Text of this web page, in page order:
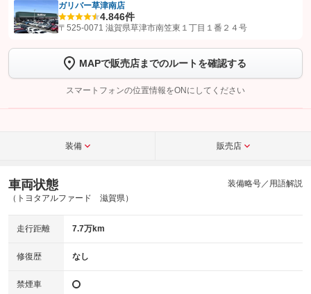
【STEP1】認証画面でグーネットを友だち追加してから「許可する」ボタンを押
トーク画面で
ボタンをタップして問い合わせを
完了してください。
こちら
ガリバー草津南店
4.846件
〒525-0071 滋賀県草津市南笠東１丁目１番２４号
MAPで販売店までのルートを確認する
スマートフォンの位置情報をONにしてください
装備 販売店
車両状態
（トヨタアルファード 滋賀県）
装備略号／用語解説
走行距離 7.7万km
修復歴 なし
禁煙車